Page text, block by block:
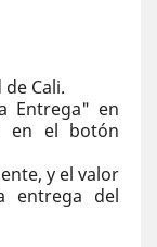
Cali.
Entrega" en
en el botón
y el valor
entrega del